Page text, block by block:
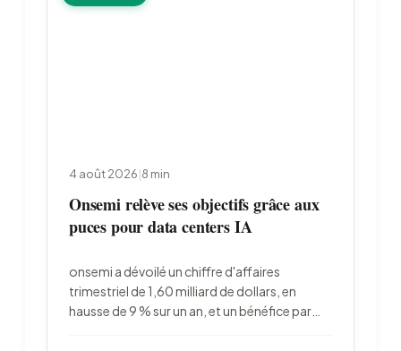
4 août 2026|8 min
Onsemi relève ses objectifs grâce aux
puces pour data centers IA
onsemi a dévoilé un chiffre d'affaires
trimestriel de 1,60 milliard de dollars, en
hausse de 9 % sur un an, et un bénéfice par